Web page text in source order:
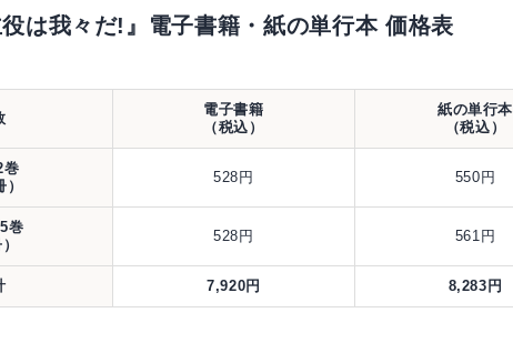
役は我々だ!』電子書籍・紙の単行本 価格表
電子書籍
（税込）
紙の単行本
（税込）
巻
）
528円 550円
巻
528円 561円
7,920円 8,283円